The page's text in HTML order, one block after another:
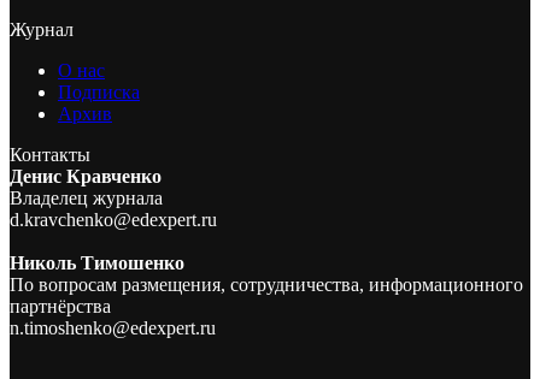
Журнал
О нас
Подписка
Архив
Контакты
Денис Кравченко
Владелец журнала
d.kravchenko@edexpert.ru
Николь Тимошенко
По вопросам размещения, сотрудничества, информационного
партнёрства
n.timoshenko@edexpert.ru